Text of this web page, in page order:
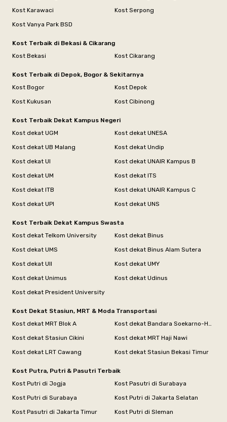
Kost Karawaci
Kost Serpong
Kost Vanya Park BSD
Kost Terbaik di Bekasi & Cikarang
Kost Bekasi
Kost Cikarang
Kost Terbaik di Depok, Bogor & Sekitarnya
Kost Bogor
Kost Depok
Kost Kukusan
Kost Cibinong
Kost Terbaik Dekat Kampus Negeri
Kost dekat UGM
Kost dekat UNESA
Kost dekat UB Malang
Kost dekat Undip
Kost dekat UI
Kost dekat UNAIR Kampus B
Kost dekat UM
Kost dekat ITS
Kost dekat ITB
Kost dekat UNAIR Kampus C
Kost dekat UPI
Kost dekat UNS
Kost Terbaik Dekat Kampus Swasta
Kost dekat Telkom University
Kost dekat Binus
Kost dekat UMS
Kost dekat Binus Alam Sutera
Kost dekat UII
Kost dekat UMY
Kost dekat Unimus
Kost dekat Udinus
Kost dekat President University
Kost Dekat Stasiun, MRT & Moda Transportasi
Kost dekat MRT Blok A
Kost dekat Bandara Soekarno-Hatta
Kost dekat Stasiun Cikini
Kost dekat MRT Haji Nawi
Kost dekat LRT Cawang
Kost dekat Stasiun Bekasi Timur
Kost Putra, Putri & Pasutri Terbaik
Kost Putri di Jogja
Kost Pasutri di Surabaya
Kost Putri di Surabaya
Kost Putri di Jakarta Selatan
Kost Pasutri di Jakarta Timur
Kost Putri di Sleman